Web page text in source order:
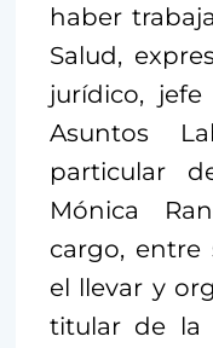
haber
Salud,
jurídico,
Asuntos
particular
Mónica
cargo, entre
el llevar y
titular de la